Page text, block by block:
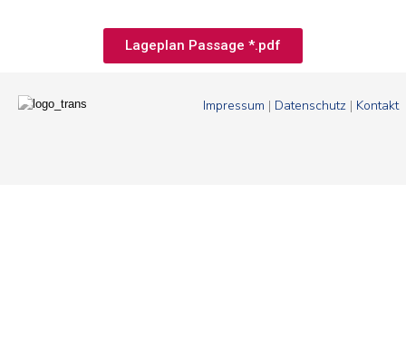
Lageplan Passage *.pdf
Impressum | Datenschutz | Kontakt